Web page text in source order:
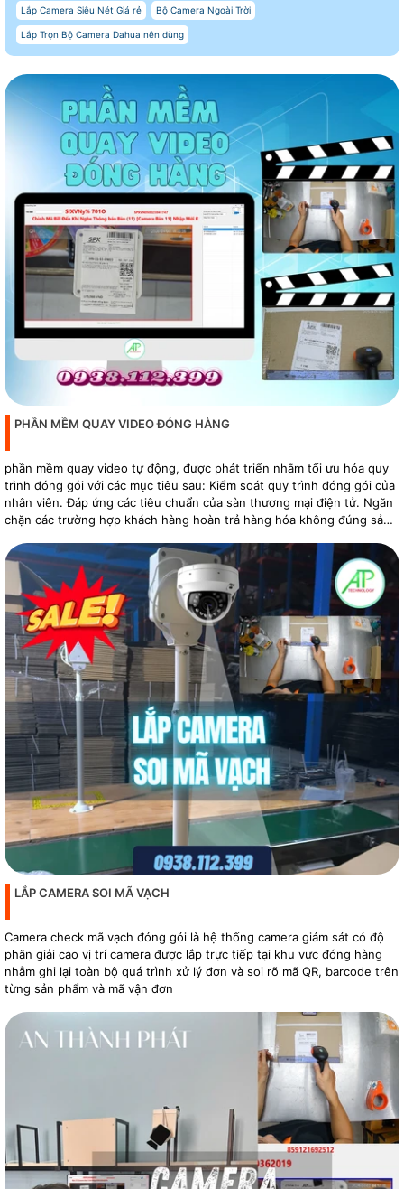
Lắp Camera Siêu Nét Giá rẻ Bộ Camera Ngoài Trời
Lắp Trọn Bộ Camera Dahua nên dùng
PHẦN MỀM QUAY VIDEO ĐÓNG HÀNG
phần mềm quay video tự động, được phát triển nhằm tối ưu hóa quy
trình đóng gói với các mục tiêu sau: Kiểm soát quy trình đóng gói của
nhân viên. Đáp ứng các tiêu chuẩn của sàn thương mại điện tử. Ngăn
chặn các trường hợp khách hàng hoàn trả hàng hóa không đúng sản
LẮP CAMERA SOI MÃ VẠCH
Camera check mã vạch đóng gói là hệ thống camera giám sát có độ
phân giải cao vị trí camera được lắp trực tiếp tại khu vực đóng hàng
nhằm ghi lại toàn bộ quá trình xử lý đơn và soi rõ mã QR, barcode trên
từng sản phẩm và mã vận đơn